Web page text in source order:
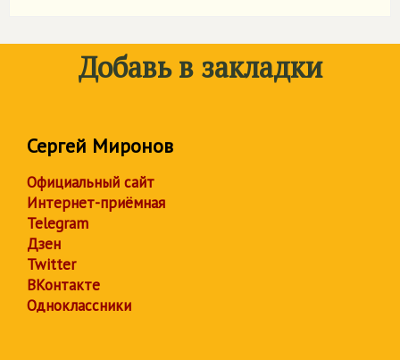
Добавь в закладки
Сергей Миронов
Официальный сайт
Интернет-приёмная
Telegram
Дзен
Twitter
ВКонтакте
Одноклассники